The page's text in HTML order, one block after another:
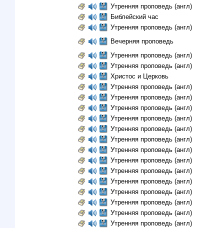
Утренняя проповедь (англ)
Библейский час
Утренняя проповедь (англ)
Вечерняя проповедь
Утренняя проповедь (англ)
Утренняя проповедь (англ)
Христос и Церковь
Утренняя проповедь (англ)
Утренняя проповедь (англ)
Утренняя проповедь (англ)
Утренняя проповедь (англ)
Утренняя проповедь (англ)
Утренняя проповедь (англ)
Утренняя проповедь (англ)
Утренняя проповедь (англ)
Утренняя проповедь (англ)
Утренняя проповедь (англ)
Утренняя проповедь (англ)
Утренняя проповедь (англ)
Утренняя проповедь (англ)
Утренняя проповедь (англ)